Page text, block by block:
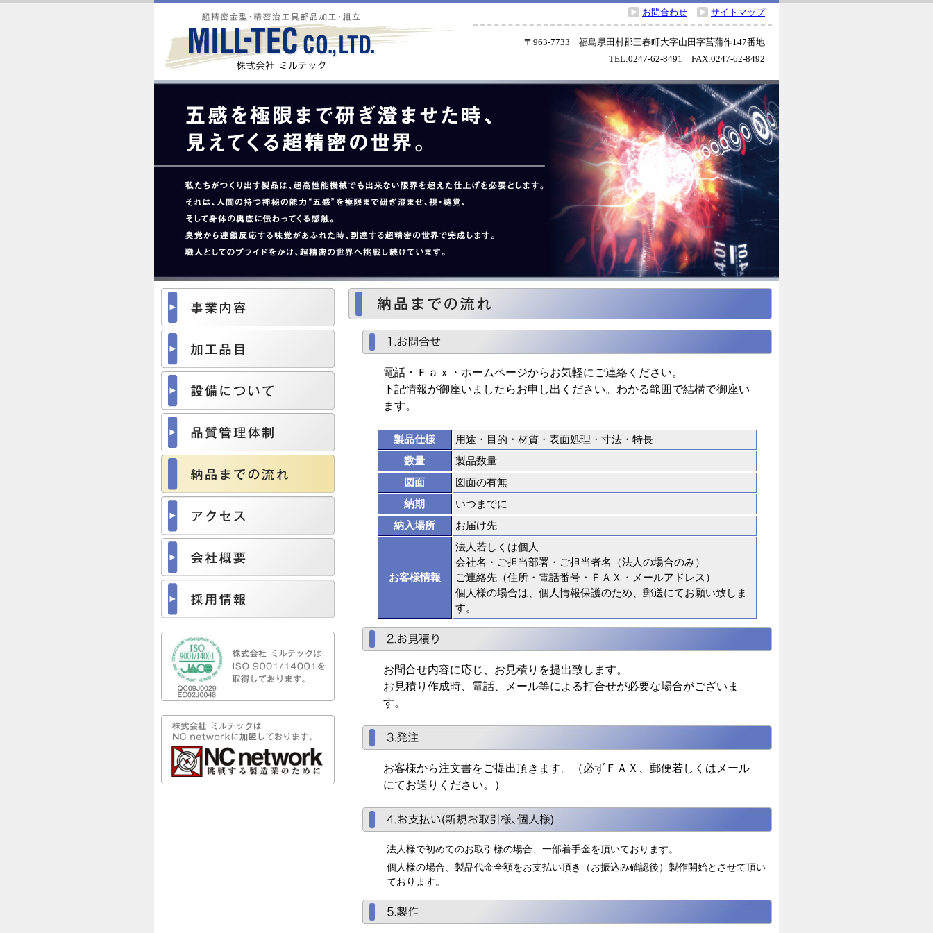
お問合わせ サイトマップ
〒963-7733 福島県田村郡三春町大字山田字菖蒲作147番地
TEL:0247-62-8491 FAX:0247-62-8492
電話・Ｆａｘ・ホームページからお気軽にご連絡ください。
下記情報が御座いましたらお申し出ください。わかる範囲で結構で御座い
ます。
製品仕様
用途・目的・材質・表面処理・寸法・特長
数量
製品数量
図面
図面の有無
納期
いつまでに
納入場所
お届け先
お客様情報
法人若しくは個人
会社名・ご担当部署・ご担当者名（法人の場合のみ）
ご連絡先（住所・電話番号・ＦＡＸ・メールアドレス）
個人様の場合は、個人情報保護のため、郵送にてお願い致しま
す。
お問合せ内容に応じ、お見積りを提出致します。
お見積り作成時、電話、メール等による打合せが必要な場合がございま
す。
お客様から注文書をご提出頂きます。（必ずＦＡＸ、郵便若しくはメール
にてお送りください。）
法人様で初めてのお取引様の場合、一部着手金を頂いております。
個人様の場合、製品代金全額をお支払い頂き（お振込み確認後）製作開始とさせて頂い
ております。